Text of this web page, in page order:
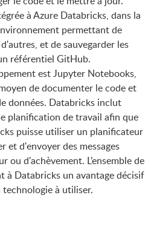
à Azure Databricks, dans la
permettant de
et de sauvegarder les
référentiel GitHub.
est Jupyter Notebooks,
de documenter le code et
données. Databricks inclut
planification de travail afin que
puisse utiliser un planificateur
et d'envoyer des messages
ou d'achèvement. L’ensemble de
à Databricks un avantage décisif
à utiliser.